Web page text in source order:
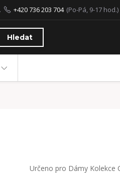
Hledat
+420 736 203 704 (Po-Pá, 9-17 hod.)
Určeno pro Dámy Kolekce